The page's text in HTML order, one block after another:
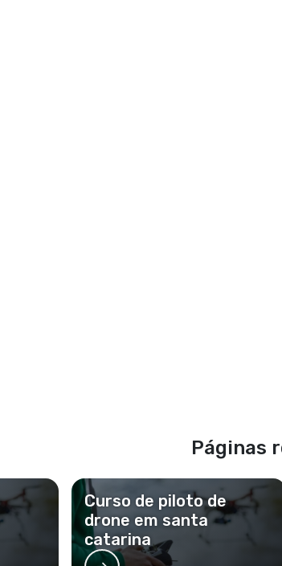
Páginas
Curso de piloto de
drone em santa
catarina